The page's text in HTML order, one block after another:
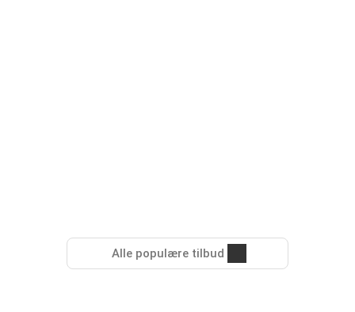
Alle populære tilbud